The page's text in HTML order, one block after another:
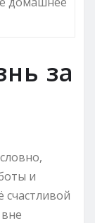
за
и
счастливой